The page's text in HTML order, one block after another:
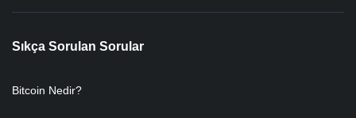
Sıkça Sorulan Sorular
Bitcoin Nedir?